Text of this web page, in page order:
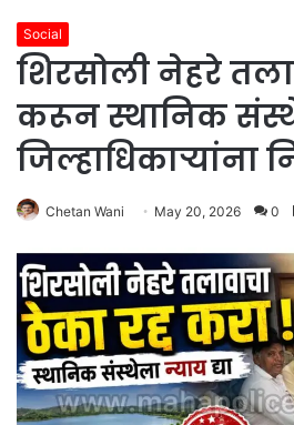
Social
शिरसोली नेहरे
करून स्थानिक
जिल्हाधिकाऱ्यांना
Chetan Wani May 20, 2026 0